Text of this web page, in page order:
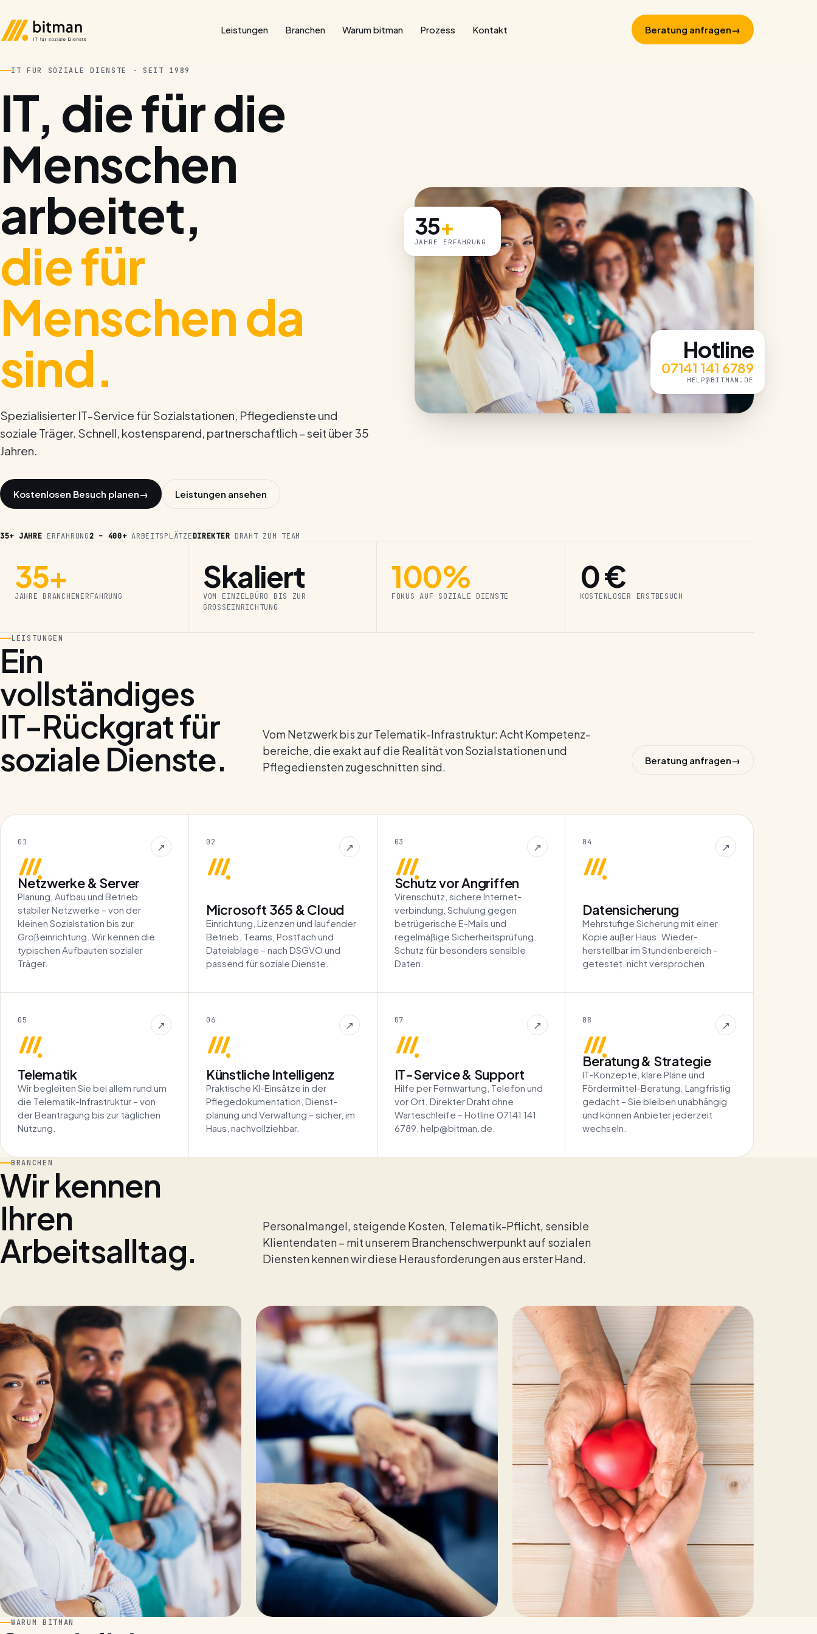
Leistungen Branchen Warum bitman Prozess Kontakt Beratung anfragen→
IT FÜR SOZIALE DIENSTE · SEIT 1989
IT, die für die
Menschen
arbeitet,
die für
Menschen da
sind.
Spezialisierter IT-Service für Sozialstationen, Pflege­dienste und
soziale Träger. Schnell, kostensparend, partnerschaftlich – seit über 35
Jahren.
Kostenlosen Besuch planen→ Leistungen ansehen
35+ JAHRE ERFAHRUNG2 – 400+ARBEITS­PLÄTZEDIREKTER DRAHT ZUM TEAM
35+
JAHRE ERFAHRUNG
Hotline
07141 141 6789
HELP@BITMAN.DE
35+
JAHRE BRANCHENERFAHRUNG
Skaliert
VOM EINZELBÜRO BIS ZUR
GROSSEINRICHTUNG
100%
FOKUS AUF SOZIALE DIENSTE
0 €
KOSTENLOSER ERSTBESUCH
LEISTUNGEN
Ein
vollständiges
IT-Rückgrat für
soziale Dienste.
Vom Netzwerk bis zur Telematik-Infrastruktur: Acht Kompetenz­
bereiche, die exakt auf die Realität von Sozial­stationen und
Pflege­diensten zugeschnitten sind.
Beratung anfragen→
01 ↗
Netzwerke & Server
Planung, Aufbau und Betrieb
stabiler Netz­werke – von der
kleinen Sozialstation bis zur
Großeinrichtung. Wir kennen die
typischen Aufbauten sozialer
Träger.
02 ↗
Microsoft 365 & Cloud
Einrichtung, Lizenzen und laufender
Betrieb. Teams, Postfach und
Datei­ablage – nach DSGVO und
passend für soziale Dienste.
03 ↗
Schutz vor Angriffen
Virenschutz, sichere Internet­
verbindung, Schulung gegen
betrügerische E-Mails und
regelmäßige Sicherheits­prüfung.
Schutz für besonders sensible
Daten.
04 ↗
Datensicherung
Mehrstufige Sicherung mit einer
Kopie außer Haus. Wieder­
herstellbar im Stunden­bereich –
getestet, nicht versprochen.
05 ↗
Telematik
Wir begleiten Sie bei allem rund um
die Telematik-Infrastruktur – von
der Beantragung bis zur täglichen
Nutzung.
06 ↗
Künstliche Intelligenz
Praktische KI-Einsätze in der
Pflege­dokumentation, Dienst­
planung und Verwaltung – sicher, im
Haus, nachvollziehbar.
07 ↗
IT-Service & Support
Hilfe per Fernwartung, Telefon und
vor Ort. Direkter Draht ohne
Warteschleife – Hotline 07141 141
6789, help@bitman.de.
08 ↗
Beratung & Strategie
IT-Konzepte, klare Pläne und
Förder­mittel-Beratung. Langfristig
gedacht – Sie bleiben unabhängig
und können Anbieter jederzeit
wechseln.
BRANCHEN
Wir kennen
Ihren
Arbeitsalltag.
Personalmangel, steigende Kosten, Telematik-Pflicht, sensible
Klientendaten – mit unserem Branchenschwerpunkt auf sozialen
Diensten kennen wir diese Herausforderungen aus erster Hand.
WARUM BITMAN